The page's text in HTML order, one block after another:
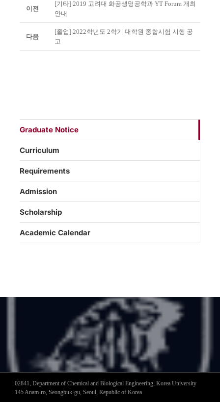
이전
[기타] 2019 고려대 화공생명공학과 YT Forum 개최
안내
다음
[졸업] 2022학년도 2학기 대학원 종합시험 시행 공
고
Graduate Notice
Curriculum
Requirements
Admission
Scholarship
Academic Calendar
02841, Department of Chemical and Biological Engineering, Korea University
145 Anam-ro, Seongbuk-gu, Seoul, Republic of Korea